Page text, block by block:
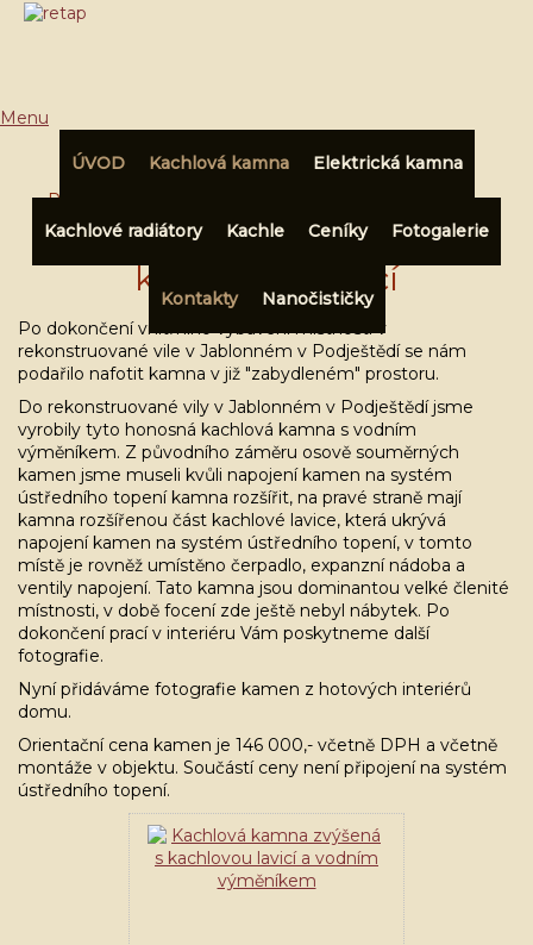
Menu
ÚVOD Kachlová kamna Elektrická kamna
Kachlové radiátory Kachle Ceníky Fotogalerie
Kontakty Nanočističky
Přihlásit
V košíku: 0,00 Kč
Kachlová kamna zvýšená s
kachlovou lavicí
Po dokončení vnitřního vybavení místností v
rekonstruované vile v Jablonném v Podještědí se nám
podařilo nafotit kamna v již "zabydleném" prostoru.
Do rekonstruované vily v Jablonném v Podještědí jsme
vyrobily tyto honosná kachlová kamna s vodním
výměníkem. Z původního záměru osově souměrných
kamen jsme museli kvůli napojení kamen na systém
ústředního topení kamna rozšířit, na pravé straně mají
kamna rozšířenou část kachlové lavice, která ukrývá
napojení kamen na systém ústředního topení, v tomto
místě je rovněž umístěno čerpadlo, expanzní nádoba a
ventily napojení. Tato kamna jsou dominantou velké členité
místnosti, v době focení zde ještě nebyl nábytek. Po
dokončení prací v interiéru Vám poskytneme další
fotografie.
Nyní přidáváme fotografie kamen z hotových interiérů
domu.
Orientační cena kamen je 146 000,- včetně DPH a včetně
montáže v objektu. Součástí ceny není připojení na systém
ústředního topení.